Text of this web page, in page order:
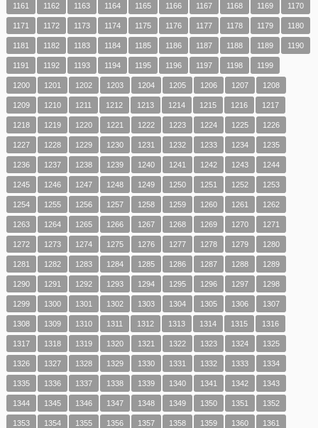
1161 1162 1163 1164 1165 1166 1167 1168 1169 1170
1171 1172 1173 1174 1175 1176 1177 1178 1179 1180
1181 1182 1183 1184 1185 1186 1187 1188 1189 1190
1191 1192 1193 1194 1195 1196 1197 1198 1199
1200 1201 1202 1203 1204 1205 1206 1207 1208
1209 1210 1211 1212 1213 1214 1215 1216 1217
1218 1219 1220 1221 1222 1223 1224 1225 1226
1227 1228 1229 1230 1231 1232 1233 1234 1235
1236 1237 1238 1239 1240 1241 1242 1243 1244
1245 1246 1247 1248 1249 1250 1251 1252 1253
1254 1255 1256 1257 1258 1259 1260 1261 1262
1263 1264 1265 1266 1267 1268 1269 1270 1271
1272 1273 1274 1275 1276 1277 1278 1279 1280
1281 1282 1283 1284 1285 1286 1287 1288 1289
1290 1291 1292 1293 1294 1295 1296 1297 1298
1299 1300 1301 1302 1303 1304 1305 1306 1307
1308 1309 1310 1311 1312 1313 1314 1315 1316
1317 1318 1319 1320 1321 1322 1323 1324 1325
1326 1327 1328 1329 1330 1331 1332 1333 1334
1335 1336 1337 1338 1339 1340 1341 1342 1343
1344 1345 1346 1347 1348 1349 1350 1351 1352
1353 1354 1355 1356 1357 1358 1359 1360 1361